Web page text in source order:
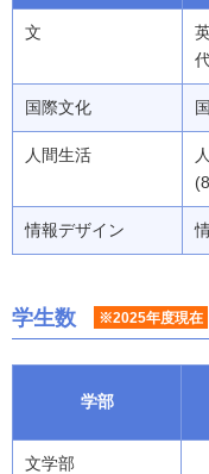
文
国際文化
人間生活
情報デザイン
学生数 ※2025年度現在
学部
文学部